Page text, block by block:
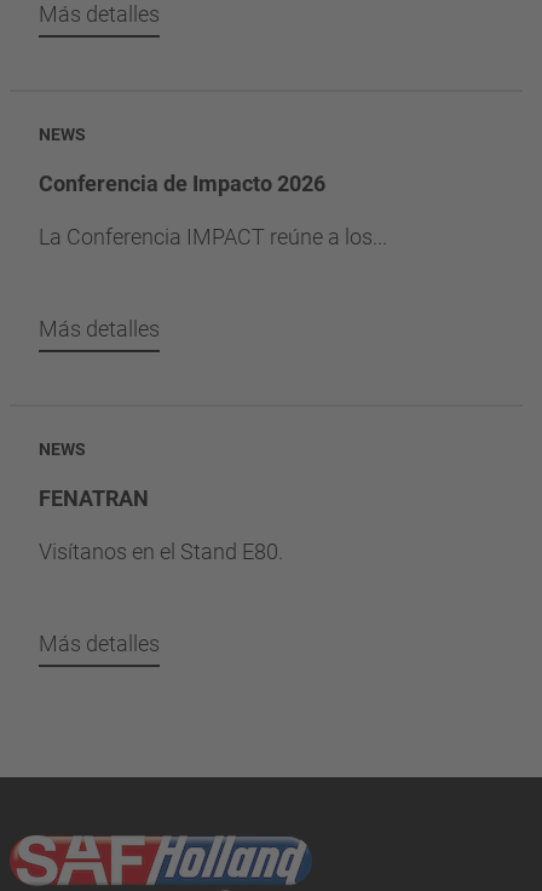
Más detalles
NEWS
Conferencia de Impacto 2026
La Conferencia IMPACT reúne a los...
Más detalles
NEWS
FENATRAN
Visítanos en el Stand E80.
Más detalles